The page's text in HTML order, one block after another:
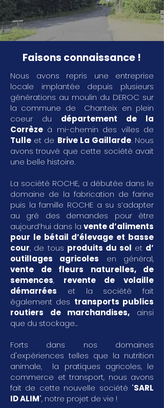
Faisons connaissance !
Nous avons repris une entreprise
locale implantée depuis plusieurs
générations au moulin du DEROC sur
la commune de Chanteix en plein
coeur du département de la
Corrèze à mi-chemin des villes de
Tulle et de Brive La Gaillarde. Nous
avons trouvé que cette société avait
une belle histoire.
La société ROCHE, a débutée dans le
domaine de la fabrication de farine
puis la famille ROCHE a su s’adapter
au gré des demandes pour être
aujourd’hui dans la vente d’aliments
pour le bétail d’élevage et basse
cour, de tous produits du sol et d’
outillages agricoles en général,
vente de fleurs naturelles, de
semences, revente de volaille
démarrées et la société fait
également des transports publics
routiers de marchandises, ainsi
que du stockage...
Forts dans nos domaines
d'expériences telles que la nutrition
animale, la pratiques agricoles, le
commerce et transport, nous avons
fait de cette nouvelle société "SARL
ID ALIM", notre projet de vie !